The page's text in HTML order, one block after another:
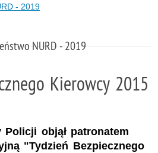
- 2019
NURD - 2019
Kierowcy 2015
Policji objął patronatem
"Tydzień Bezpiecznego